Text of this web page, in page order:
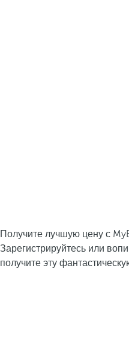
Получите лучшую цену с
Зарегистрируйтесь или
получите эту